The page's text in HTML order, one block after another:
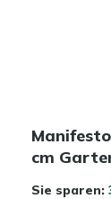
cm
Sie sparen: